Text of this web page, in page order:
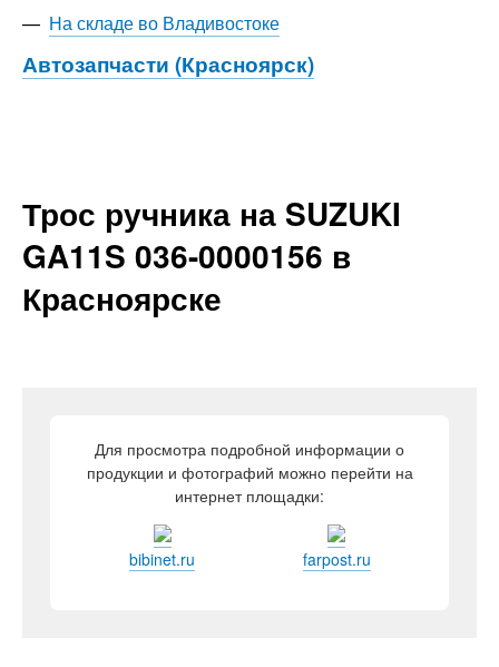
— На складе во Владивостоке
Автозапчасти (Красноярск)
Трос ручника на SUZUKI
GA11S 036-0000156 в
Красноярске
Для просмотра подробной информации о
продукции и фотографий можно перейти на
интернет площадки:
bibinet.ru farpost.ru